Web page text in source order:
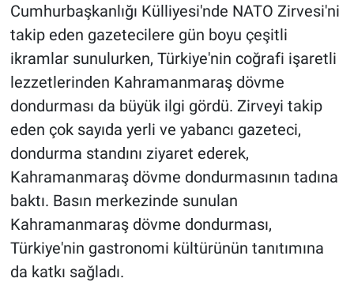
Cumhurbaşkanlığı Külliyesi'nde NATO Zirvesi'ni
takip eden gazetecilere gün boyu çeşitli
ikramlar sunulurken, Türkiye'nin coğrafi işaretli
lezzetlerinden Kahramanmaraş dövme
dondurması da büyük ilgi gördü. Zirveyi takip
eden çok sayıda yerli ve yabancı gazeteci,
dondurma standını ziyaret ederek,
Kahramanmaraş dövme dondurmasının tadına
baktı. Basın merkezinde sunulan
Kahramanmaraş dövme dondurması,
Türkiye'nin gastronomi kültürünün tanıtımına
da katkı sağladı.